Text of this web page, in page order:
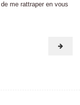
me rattraper en vous